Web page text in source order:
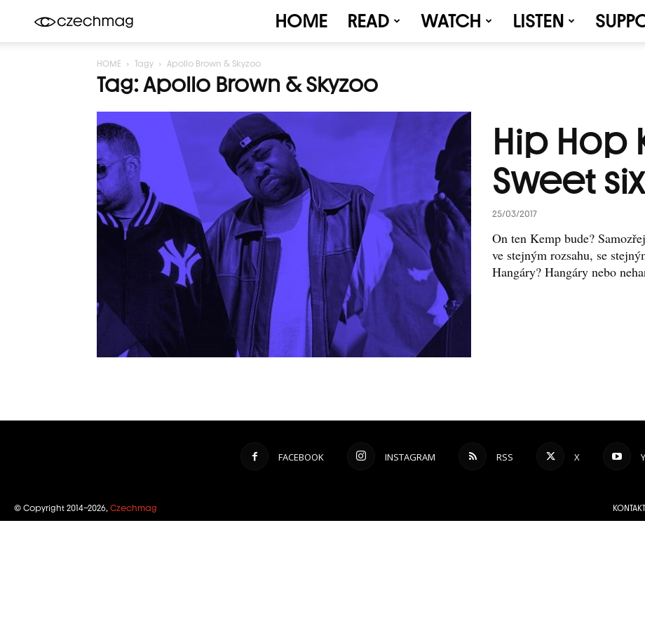
HOME READ WATCH LISTEN
HOME Tagy Apollo Brown & Skyzoo
Tag: Apollo Brown & Skyzoo
Hip Hop
Sweet
25/03/2017
On ten Kemp bude?
ve stejným rozsahu, se
Hangáry? Hangáry nebo
FACEBOOK INSTAGRAM RSS X
KONTAKT
© Copyright 2014–2026, Czechmag